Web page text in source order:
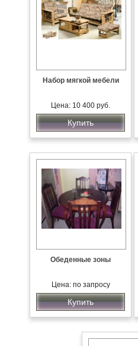
Набор мягкой мебели
Цена: 10 400 руб.
Купить
Обеденные зоны
Цена: по запросу
Купить